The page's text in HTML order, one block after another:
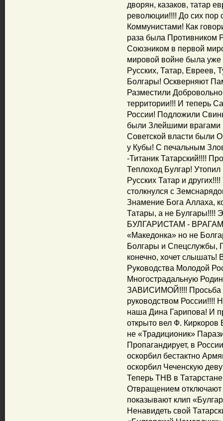
дворян, казаков, татар
революции!!!! До сих пор
Коммунистами! Как
раза была Противником
Союзником в первой
мировой войне была
Русских, Татар, Евреев,
Болгары! Оскверняют
Разместили
территории!!! И теперь
России! Подложили
были Злейшими врагами
Советской власти были
у Кубы! С печальным
-Титаник Татарский!!!!
Теплоход Булгар!
Русских Татар и
столкнулся с
Знамение Бога Аллаха,
Татары, а не Булгары!!!!
БУЛГАРИСТАМ -
«Македонка» но не
Болгары и Спецслужбы,
конечно, хочет
Руководства Молодой
Многострадальную
ЗАВИСИМОЙ!!!!
руководством России!!!!
наша Дина Гарипова! И
открыто вел Ф. Киркоров
не «Традиционик»
Пропагандирует, в
оскорбил бестактно
оскорбил Чеченскую
Теперь ТНВ в
Отвращением отключают
показывают клип
Ненавидеть свой